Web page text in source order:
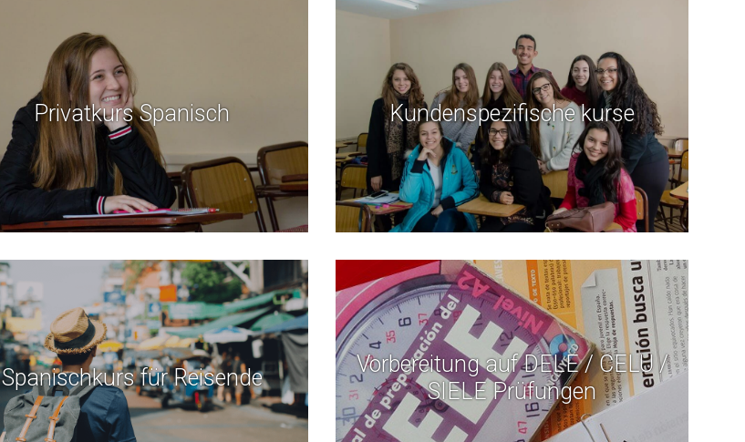
Privatkurs Spanisch Kundenspezifische kurse
Spanischkurs für Reisende
Vorbereitung auf DELE / CELU /
SIELE Prüfungen